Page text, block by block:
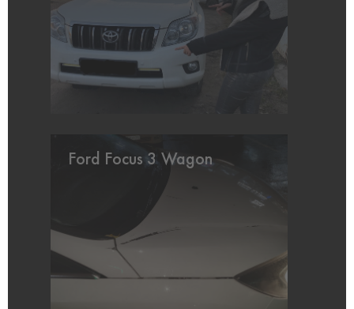
Ford Focus 3 Wagon